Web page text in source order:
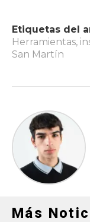
Etiquetas del
Herramientas,
San Martín
Más